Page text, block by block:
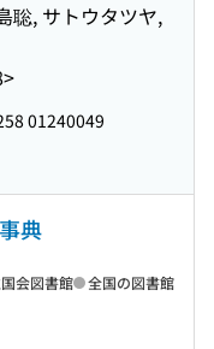
聡, サトウタツヤ,
01240049
典
会図書館 全国の図書館